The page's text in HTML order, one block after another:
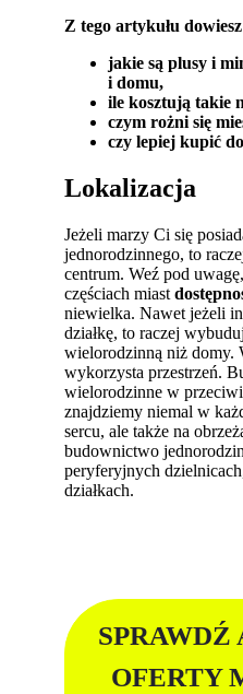
Z tego artykułu
jakie są plusy i
i domu,
ile kosztują takie
czym rożni się
czy lepiej kupić
Lokalizacja
Jeżeli marzy Ci się
jednorodzinnego, to
centrum. Weź pod
częściach miast
niewielka. Nawet jeżeli
działkę, to raczej
wielorodzinną niż domy.
wykorzysta przestrzeń.
wielorodzinne w
znajdziemy niemal w
sercu, ale także na
budownictwo
peryferyjnych
działkach.
OFERTY